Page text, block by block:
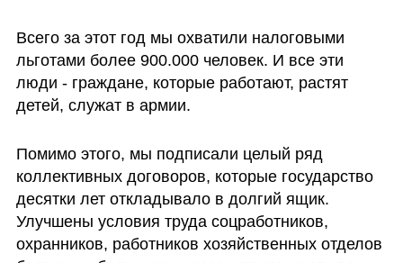
Всего за этот год мы охватили налоговыми
льготами более 900.000 человек. И все эти
люди - граждане, которые работают, растят
детей, служат в армии.
Помимо этого, мы подписали целый ряд
коллективных договоров, которые государство
десятки лет откладывало в долгий ящик.
Улучшены условия труда соцработников,
охранников, работников хозяйственных отделов